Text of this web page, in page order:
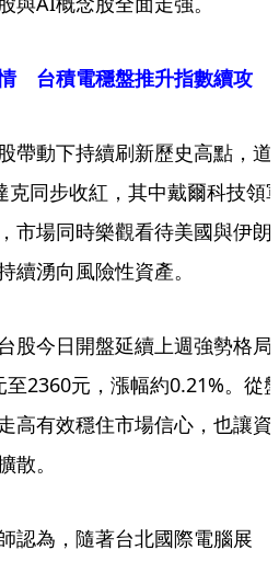
台積電穩盤推升指數續攻
帶動下持續刷新歷史高點，道
克同步收紅，其中戴爾科技領
市場同時樂觀看待美國與伊朗
續湧向風險性資產。
股今日開盤延續上週強勢格局
2360元，漲幅約0.21%。從
高有效穩住市場信心，也讓資
散。
認為，隨著台北國際電腦展